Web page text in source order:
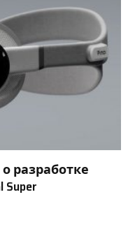
разработке